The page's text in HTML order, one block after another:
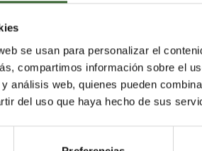
se usan para personalizar el
compartimos información sobre el
análisis web, quienes pueden
del uso que haya hecho de sus
DE AIRE
veces
para
tanto